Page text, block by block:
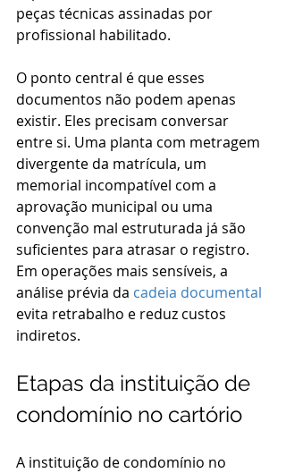
peças técnicas assinadas por
profissional habilitado.
O ponto central é que esses
documentos não podem apenas
existir. Eles precisam conversar
entre si. Uma planta com metragem
divergente da matrícula, um
memorial incompatível com a
aprovação municipal ou uma
convenção mal estruturada já são
suficientes para atrasar o registro.
Em operações mais sensíveis, a
análise prévia da cadeia documental
evita retrabalho e reduz custos
indiretos.
Etapas da instituição de
condomínio no cartório
A instituição de condomínio no